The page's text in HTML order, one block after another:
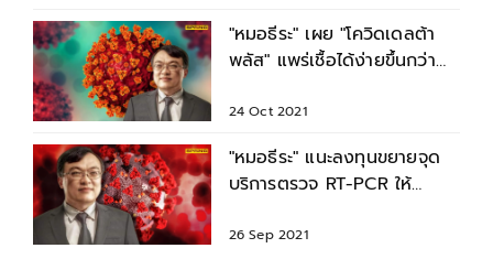
"หมอธีระ" เผย "โควิดเดลต้า
พลัส" แพร่เชื้อได้ง่ายขึ้นกว่า
24 Oct 2021
"หมอธีระ" แนะลงทุนขยายจุด
บริการตรวจ RT-PCR ให้
ATK
26 Sep 2021